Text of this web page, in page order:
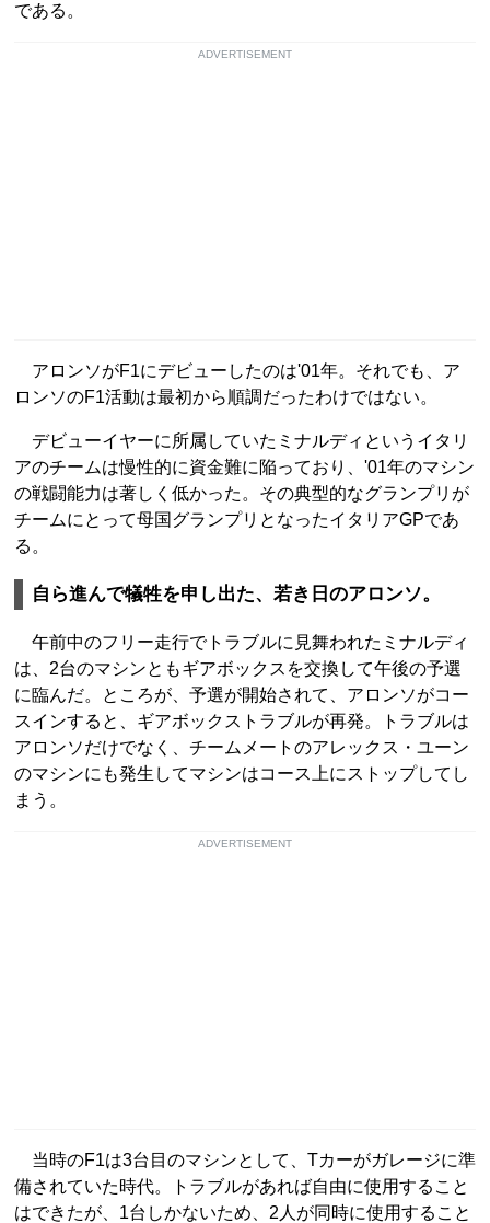
である。
ADVERTISEMENT
アロンソがF1にデビューしたのは'01年。それでも、ア
ロンソのF1活動は最初から順調だったわけではない。
デビューイヤーに所属していたミナルディというイタリ
アのチームは慢性的に資金難に陥っており、'01年のマシン
の戦闘能力は著しく低かった。その典型的なグランプリが
チームにとって母国グランプリとなったイタリアGPであ
る。
自ら進んで犠牲を申し出た、若き日のアロンソ。
午前中のフリー走行でトラブルに見舞われたミナルディ
は、2台のマシンともギアボックスを交換して午後の予選
に臨んだ。ところが、予選が開始されて、アロンソがコー
スインすると、ギアボックストラブルが再発。トラブルは
アロンソだけでなく、チームメートのアレックス・ユーン
のマシンにも発生してマシンはコース上にストップしてし
まう。
ADVERTISEMENT
当時のF1は3台目のマシンとして、Tカーがガレージに準
備されていた時代。トラブルがあれば自由に使用すること
はできたが、1台しかないため、2人が同時に使用すること